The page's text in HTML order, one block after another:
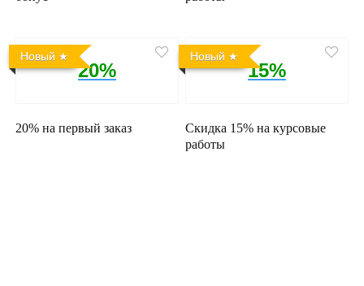
Новый
20%
20% на первый заказ
Новый
15%
Скидка 15% на курсовые
работы